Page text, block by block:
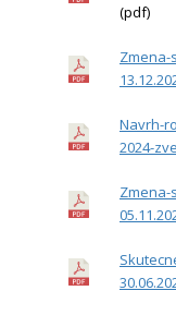
(pdf)
Zmena-
Navrh-
2024-
Zmena-